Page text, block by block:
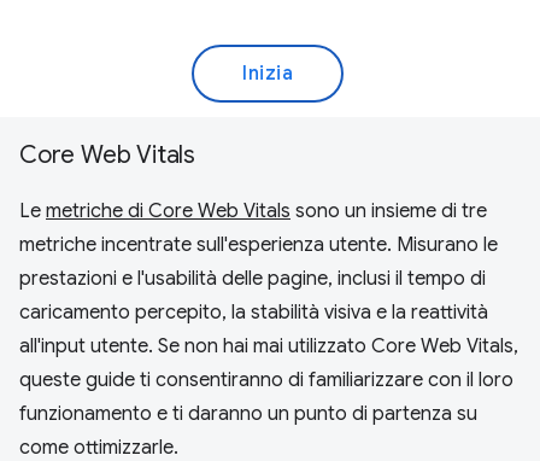
Inizia
Core Web Vitals
Le metriche di Core Web Vitals sono un insieme di tre
metriche incentrate sull'esperienza utente. Misurano le
prestazioni e l'usabilità delle pagine, inclusi il tempo di
caricamento percepito, la stabilità visiva e la reattività
all'input utente. Se non hai mai utilizzato Core Web Vitals,
queste guide ti consentiranno di familiarizzare con il loro
funzionamento e ti daranno un punto di partenza su
come ottimizzarle.